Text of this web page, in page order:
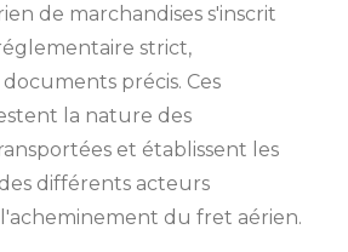
de marchandises s'inscrit
strict,
précis. Ces
la nature des
et établissent les
différents acteurs
du fret aérien.